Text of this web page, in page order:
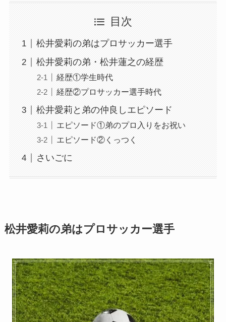
目次
松井愛莉の弟はプロサッカー選手
松井愛莉の弟・松井蓮之の経歴
経歴①学生時代
経歴②プロサッカー選手時代
松井愛莉と弟の仲良しエピソード
エピソード①弟のプロ入りをお祝い
エピソード②くっつく
さいごに
松井愛莉の弟はプロサッカー選手